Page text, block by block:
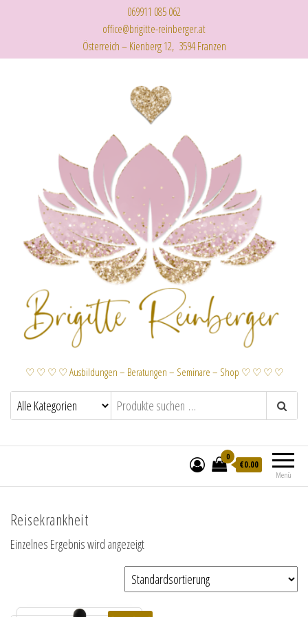
069911 085 062
office@brigitte-reinberger.at
Österreich – Kienberg 12, 3594 Franzen
♡ ♡ ♡ ♡ Ausbildungen – Beratungen – Seminare – Shop ♡ ♡ ♡ ♡
Menü
0
€0.00
Reisekrankheit
Einzelnes Ergebnis wird angezeigt